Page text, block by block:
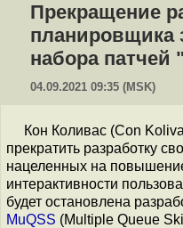
Прекращение
планировщика
набора патчей
04.09.2021 09:35 (MSK)
Кон Коливас (Con
прекратить разработку
нацеленных на
интерактивности
будет остановлена
MuQSS (Multiple Queue